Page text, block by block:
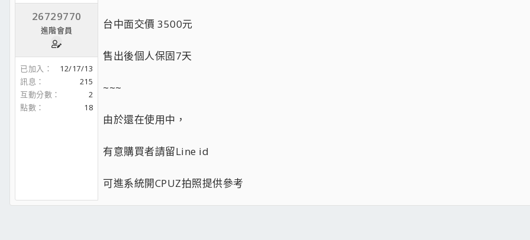
26729770
進階會員
已加入
12/17/13
訊息
215
互動分數
2
點數
18
台中面交價 3500元
售出後個人保固7天
~~~
由於還在使用中，
有意購買者請留Line id
可進系統開CPUZ拍照提供參考